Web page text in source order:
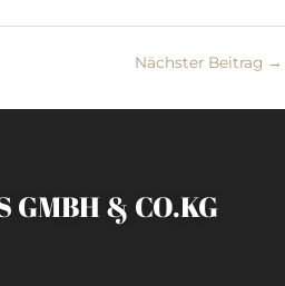
Nächster Beitrag →
GMBH & CO.KG